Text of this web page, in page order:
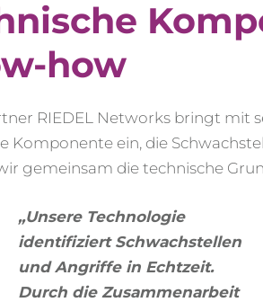
how
RIEDEL Networks bringt mit
Komponente ein, die
gemeinsam die technische
„Unsere Technologie
identifiziert Schwachstellen
und Angriffe in Echtzeit.
Durch die Zusammenarbeit